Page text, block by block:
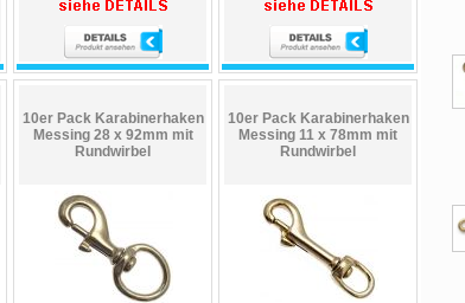
10er Pack Karabinerhaken
Messing 28 x 92mm mit
Rundwirbel
10er Pack Karabinerhaken
Messing 11 x 78mm mit
Rundwirbel